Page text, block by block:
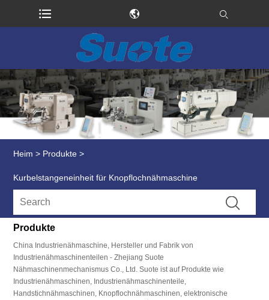
Heim > Produkte >
Kurbelstangeneinheit für Knopflochnähmaschine
Produkte
China Industrienähmaschine, Hersteller und Fabrik von
Industrienähmaschinenteilen - Zhejiang Suote
Nähmaschinenmechanismus Co., Ltd. Suote ist auf Produkte wie
Industrienähmaschinen, Industrienähmaschinenteile,
Handstichnähmaschinen, Knopflochnähmaschinen, elektronische